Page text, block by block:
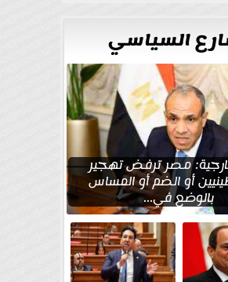
السياسي
مصر ترفض تهجير
أو الضم أو المساس
بالوضع في...